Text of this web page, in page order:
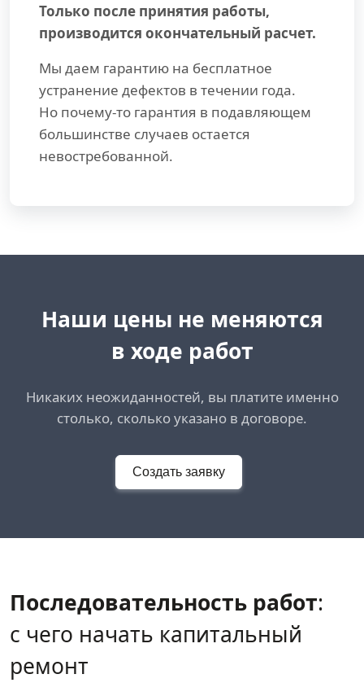
Только после принятия работы,
производится окончательный расчет.
Мы даем гарантию на бесплатное
устранение дефектов в течении года.
Но почему-то гарантия в подавляющем
большинстве случаев остается
невостребованной.
Наши цены не меняются
в ходе работ
Никаких неожиданностей, вы платите именно
столько, сколько указано в договоре.
Создать заявку
Последовательность работ:
с чего начать капитальный
ремонт